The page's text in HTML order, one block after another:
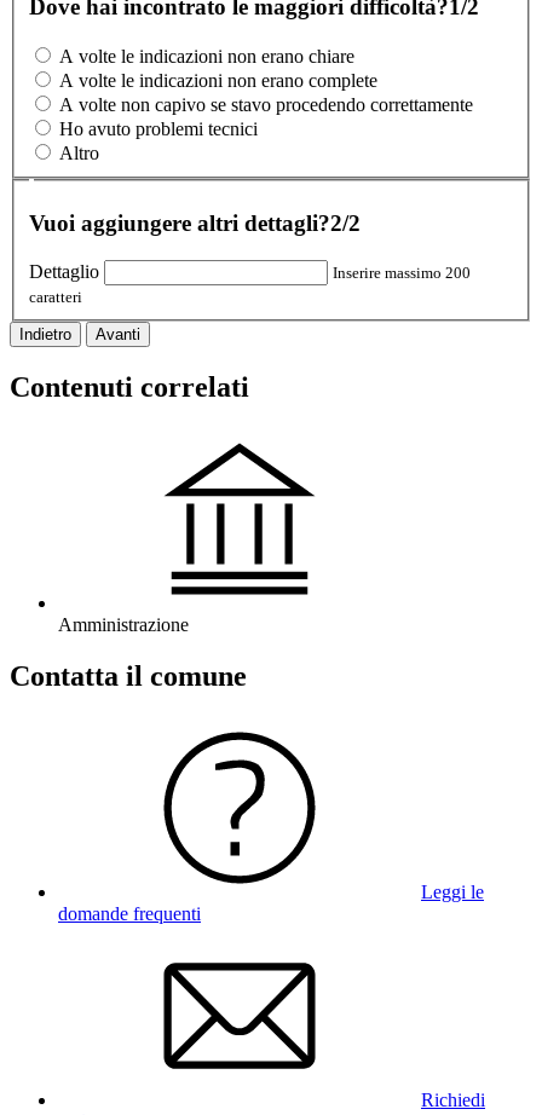
Dove hai incontrato le maggiori difficoltà?1/2
A volte le indicazioni non erano chiare
A volte le indicazioni non erano complete
A volte non capivo se stavo procedendo correttamente
Ho avuto problemi tecnici
Altro
Vuoi aggiungere altri dettagli?2/2
Dettaglio
Inserire massimo 200
caratteri
Indietro Avanti
Contenuti correlati
Amministrazione
Contatta il comune
Leggi le
domande frequenti
Richiedi